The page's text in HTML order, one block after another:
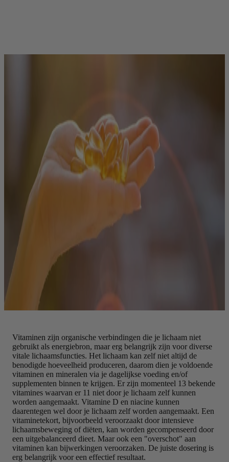
Vitaminen zijn organische verbindingen die je lichaam niet
gebruikt als energiebron, maar erg belangrijk zijn voor diverse
vitale lichaamsfuncties. Het lichaam kan zelf niet altijd de
benodigde hoeveelheid produceren, daarom dien je voldoende
vitaminen en mineralen via je dagelijkse voeding en/of
supplementen binnen te krijgen. Er zijn momenteel 13 bekende
vitamines waarvan er 11 niet door je lichaam zelf kunnen
worden aangemaakt. Vitamine D en niacine kunnen
daarentegen wel door je lichaam zelf worden aangemaakt. Een
vitaminetekort, bijvoorbeeld veroorzaakt door intensieve
lichaamsbeweging of diëten, kan worden gecompenseerd door
een uitgebalanceerd dieet. Maar ook een "overschot" aan
vitaminen kan bijwerkingen veroorzaken. De juiste dosering is
erg belangrijk voor een effectief resultaat.